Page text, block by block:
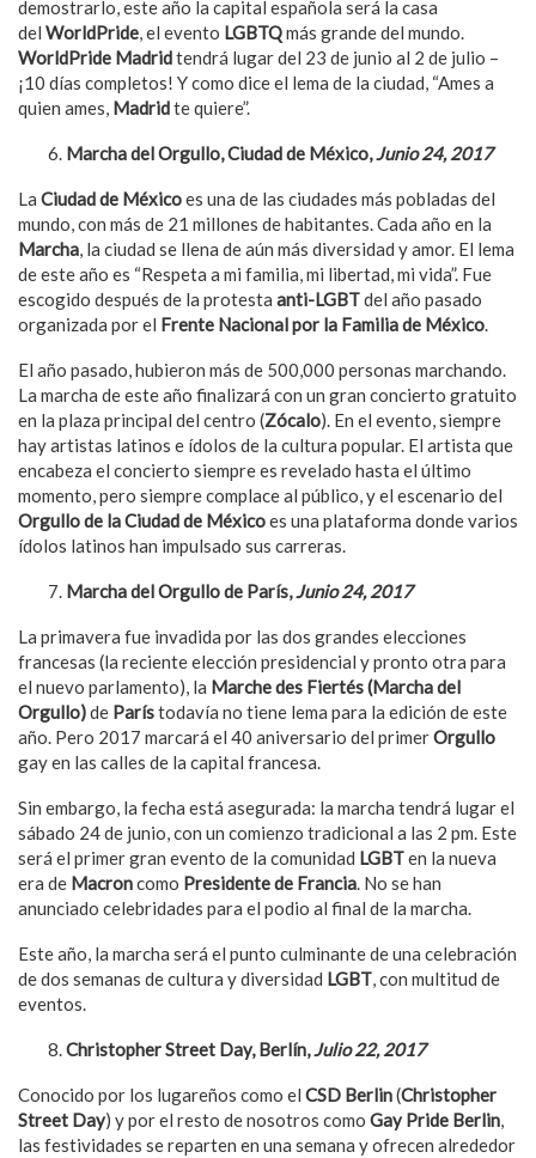
demostrarlo, este año la capital española será la casa
del WorldPride, el evento LGBTQmás grande del mundo.
WorldPride Madridtendrá lugar del 23 de junio al 2 de julio –
¡10 días completos! Y como dice el lema de la ciudad, “Ames a
quien ames, Madridte quiere”.
Marcha del Orgullo, Ciudad de México,Junio 24, 2017
La Ciudad de Méxicoes una de las ciudades más pobladas del
mundo, con más de 21 millones de habitantes. Cada año en la
Marcha, la ciudad se llena de aún más diversidad y amor. El lema
de este año es “Respeta a mi familia, mi libertad, mi vida”. Fue
escogido después de la protesta anti-LGBTdel año pasado
organizada por el Frente Nacional por la Familia de México.
El año pasado, hubieron más de 500,000 personas marchando.
La marcha de este año finalizará con un gran concierto gratuito
en la plaza principal del centro (Zócalo). En el evento, siempre
hay artistas latinos e ídolos de la cultura popular. El artista que
encabeza el concierto siempre es revelado hasta el último
momento, pero siempre complace al público, y el escenario del
Orgullo de la Ciudad de Méxicoes una plataforma donde varios
ídolos latinos han impulsado sus carreras.
Marcha del Orgullo de París,Junio 24, 2017
La primavera fue invadida por las dos grandes elecciones
francesas (la reciente elección presidencial y pronto otra para
el nuevo parlamento), la Marche des Fiertés(Marcha del
Orgullo)de Parístodavía no tiene lema para la edición de este
año. Pero 2017 marcará el 40 aniversario del primerOrgullo
gay en las calles de la capital francesa.
Sin embargo, la fecha está asegurada: la marcha tendrá lugar el
sábado 24 de junio, con un comienzo tradicional a las 2 pm. Este
será el primer gran evento de la comunidad LGBTen la nueva
era de Macroncomo Presidente de Francia. No se han
anunciado celebridades para el podio al final de la marcha.
Este año, la marcha será el punto culminante de una celebración
de dos semanas de cultura y diversidad LGBT, con multitud de
eventos.
Christopher Street Day, Berlín,Julio 22, 2017
Conocido por los lugareños como el CSD Berlin(Christopher
Street Day) y por el resto de nosotros como Gay Pride Berlin,
las festividades se reparten en una semana y ofrecen alrededor